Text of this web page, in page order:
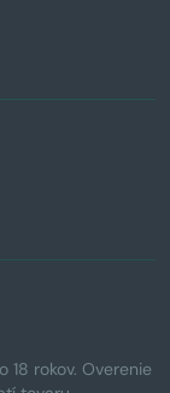
18 rokov. Overenie